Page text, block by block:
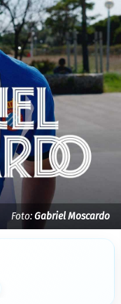
Foto:Gabriel Moscardo